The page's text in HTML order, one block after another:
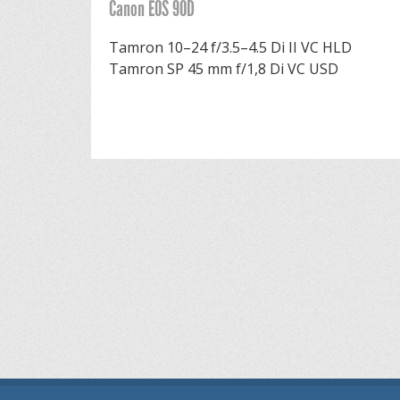
Canon EOS 90D
Tamron 10–24 f/3.5–4.5 Di II VC HLD
Tamron SP 45 mm f/1,8 Di VC USD